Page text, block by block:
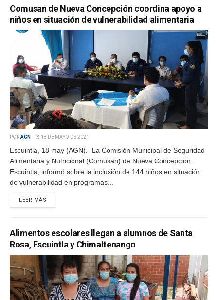
Comusan de Nueva Concepción coordina apoyo a
niños en situación de vulnerabilidad alimentaria
PORAGN 18 DE MAYO DE 2021
Escuintla, 18 may (AGN).- La Comisión Municipal de Seguridad
Alimentaria y Nutricional (Comusan) de Nueva Concepción,
Escuintla, informó sobre la inclusión de 144 niños en situación
de vulnerabilidad en programas...
LEER MÁS
Alimentos escolares llegan a alumnos de Santa
Rosa, Escuintla y Chimaltenango